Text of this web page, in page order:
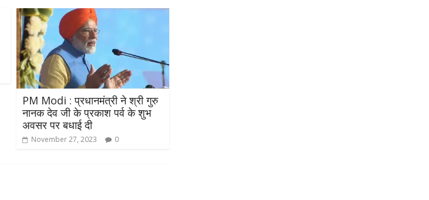
PM Modi : प्रधानमंत्री ने श्री गुरु
नानक देव जी के प्रकाश पर्व के शुभ
अवसर पर बधाई दी
November 27, 2023 0